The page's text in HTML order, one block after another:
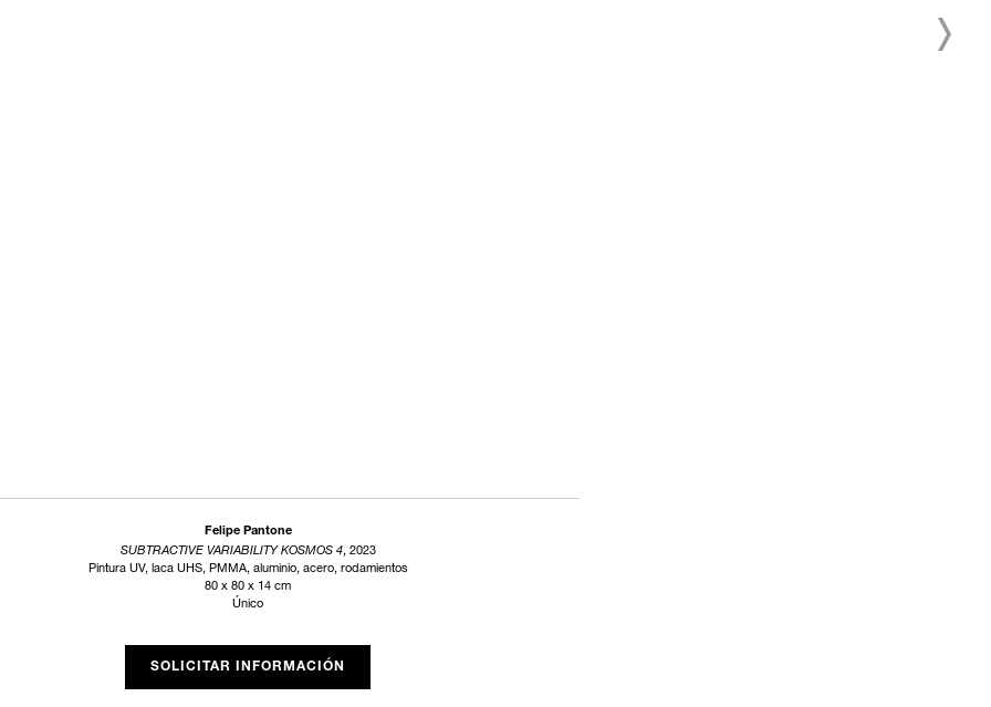
Felipe Pantone
SUBTRACTIVE VARIABILITY KOSMOS 4, 2023
Pintura UV, laca UHS, PMMA, aluminio, acero, rodamientos
80 x 80 x 14 cm
Único
SOLICITAR INFORMACIÓN